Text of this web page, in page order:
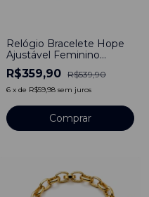
Relógio Bracelete Hope
Ajustável Feminino
Dourado
R$359,90 R$539,90
6 x de R$59,98 sem juros